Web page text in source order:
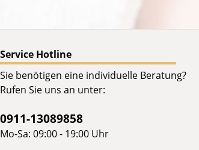
Service Hotline
Sie benötigen eine individuelle Beratung?
Rufen Sie uns an unter:
0911-13089858
Mo-Sa: 09:00 - 19:00 Uhr